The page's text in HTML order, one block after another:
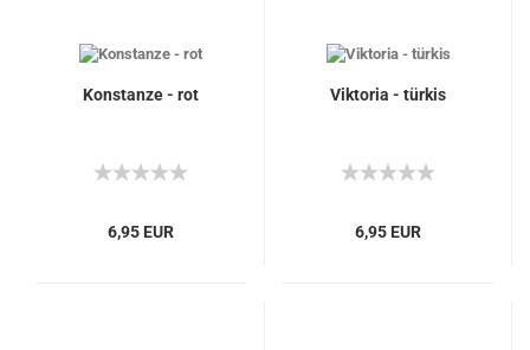
Konstanze - rot
6,95 EUR
Viktoria - türkis
6,95 EUR